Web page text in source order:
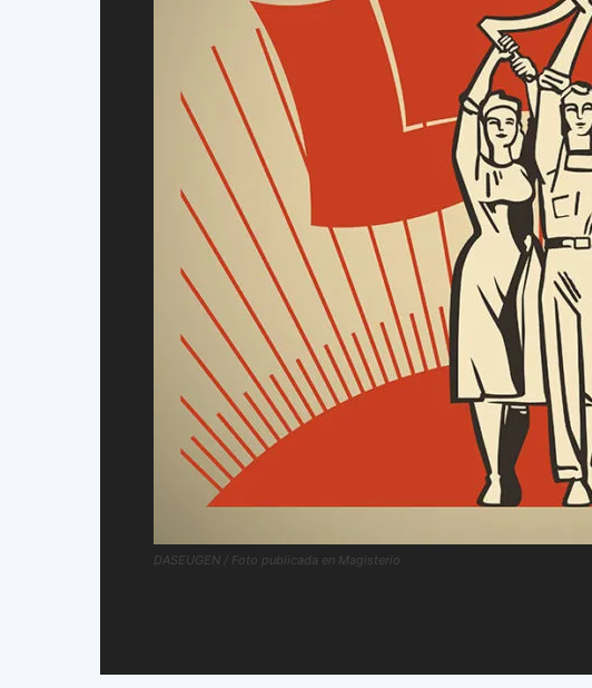
DASEUGEN / Foto publicada en Magisterio